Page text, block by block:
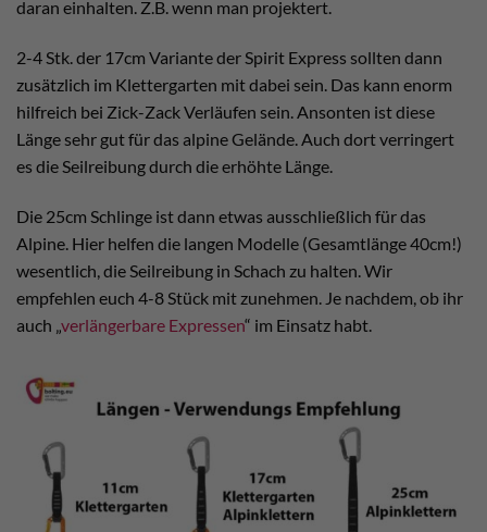
daran einhalten. Z.B. wenn man projektert.
2-4 Stk. der 17cm Variante der Spirit Express sollten dann
zusätzlich im Klettergarten mit dabei sein. Das kann enorm
hilfreich bei Zick-Zack Verläufen sein. Ansonten ist diese
Länge sehr gut für das alpine Gelände. Auch dort verringert
es die Seilreibung durch die erhöhte Länge.
Die 25cm Schlinge ist dann etwas ausschließlich für das
Alpine. Hier helfen die langen Modelle (Gesamtlänge 40cm!)
wesentlich, die Seilreibung in Schach zu halten. Wir
empfehlen euch 4-8 Stück mit zunehmen. Je nachdem, ob ihr
auch „verlängerbare Expressen“ im Einsatz habt.